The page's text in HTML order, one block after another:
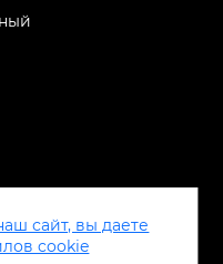
сайт, вы даете
cookie